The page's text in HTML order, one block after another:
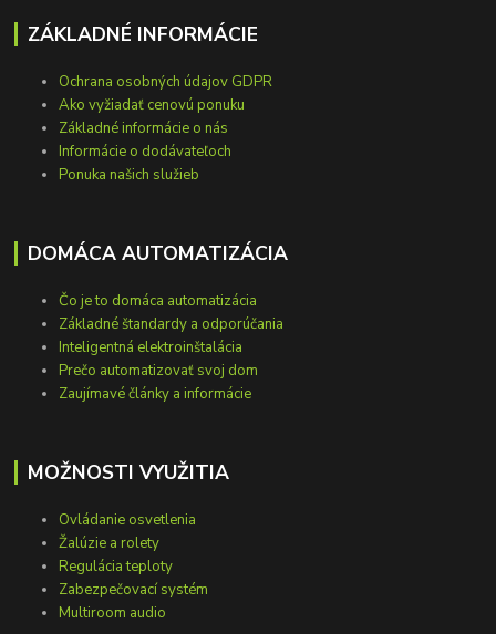
ZÁKLADNÉ INFORMÁCIE
Ochrana osobných údajov GDPR
Ako vyžiadať cenovú ponuku
Základné informácie o nás
Informácie o dodávateľoch
Ponuka našich služieb
DOMÁCA AUTOMATIZÁCIA
Čo je to domáca automatizácia
Základné štandardy a odporúčania
Inteligentná elektroinštalácia
Prečo automatizovať svoj dom
Zaujímavé články a informácie
MOŽNOSTI VYUŽITIA
Ovládanie osvetlenia
Žalúzie a rolety
Regulácia teploty
Zabezpečovací systém
Multiroom audio